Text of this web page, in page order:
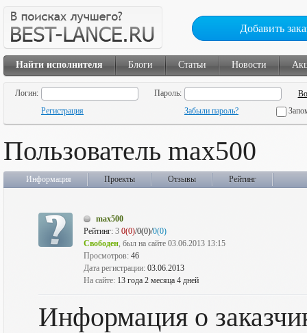
Добавить
Найти исполнителя Блоги Статьи Новости
Логин:
Пароль:
Регистрация
Забыли пароль?
Пользователь max500
Информация Проекты Отзывы Рейтинг
max500
Рейтинг: 3 0(0)/0(0)/0(0)
Свободен, был на сайте 03.06.2013 13:15
Просмотров: 46
Дата регистрации: 03.06.2013
На сайте: 13 года 2 месяца 4 дней
Информация о